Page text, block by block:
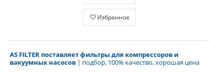
Избранное
AS FILTER поставляет фильтры для компрессоров и
вакуумных насосов | подбор, 100% качество, хорошая цена